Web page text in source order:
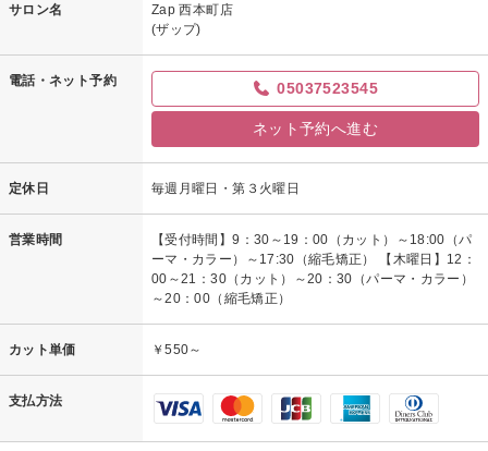
サロン名
Zap 西本町店
(ザップ)
電話・ネット予約 05037523545
ネット予約へ進む
定休日 毎週月曜日・第３火曜日
営業時間
【受付時間】9：30～19：00（カット）～18:00（パ
ーマ・カラー）～17:30（縮毛矯正） 【木曜日】12：
00～21：30（カット）～20：30（パーマ・カラー）
～20：00（縮毛矯正）
カット単価 ￥550～
支払方法